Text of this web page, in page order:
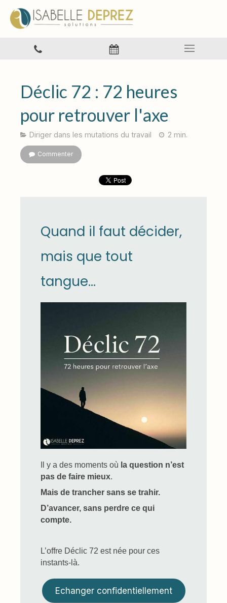
Déclic 72 : 72 heures
pour retrouver l'axe
Diriger dans les mutations du travail 2 min.
Commenter
Quand il faut décider,
mais que tout
tangue...
Il y a des moments où la question n’est
pas de faire mieux.
Mais de trancher sans se trahir.
D’avancer, sans perdre ce qui
compte.
L’offre Déclic 72 est née pour ces
instants-là.
Echanger confidentiellement